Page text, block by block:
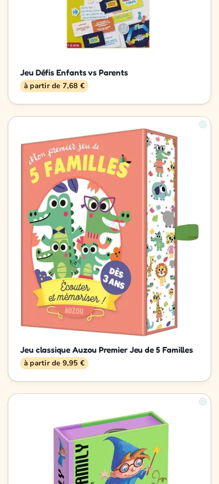
Jeu Défis Enfants vs Parents
à partir de 7,68 €
Jeu classique Auzou Premier Jeu de 5 Familles
à partir de 9,95 €